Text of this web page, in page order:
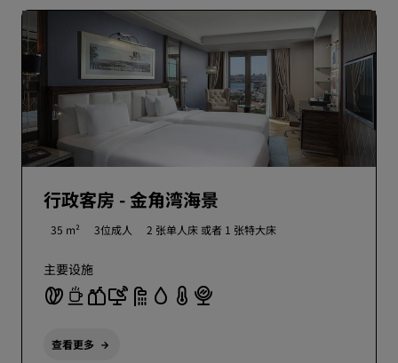
行政客房 - 金角湾海景
35 m² 3位成人 2 张单人床 或者 1 张特大床
主要设施
查看更多